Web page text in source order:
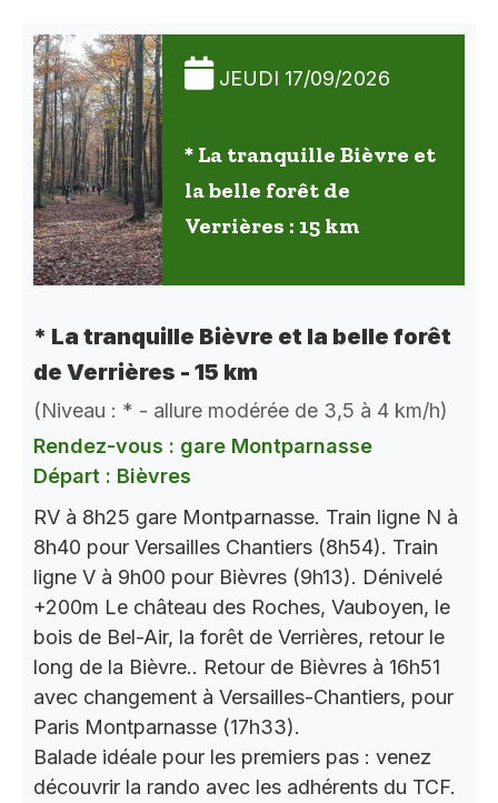
JEUDI 17/09/2026
* La tranquille Bièvre et
la belle forêt de
Verrières : 15 km
* La tranquille Bièvre et la belle forêt
de Verrières - 15 km
(Niveau : * - allure modérée de 3,5 à 4 km/h)
Rendez-vous : gare Montparnasse
Départ : Bièvres
RV à 8h25 gare Montparnasse. Train ligne N à
8h40 pour Versailles Chantiers (8h54). Train
ligne V à 9h00 pour Bièvres (9h13). Dénivelé
+200m Le château des Roches, Vauboyen, le
bois de Bel-Air, la forêt de Verrières, retour le
long de la Bièvre.. Retour de Bièvres à 16h51
avec changement à Versailles-Chantiers, pour
Paris Montparnasse (17h33).
Balade idéale pour les premiers pas : venez
découvrir la rando avec les adhérents du TCF.